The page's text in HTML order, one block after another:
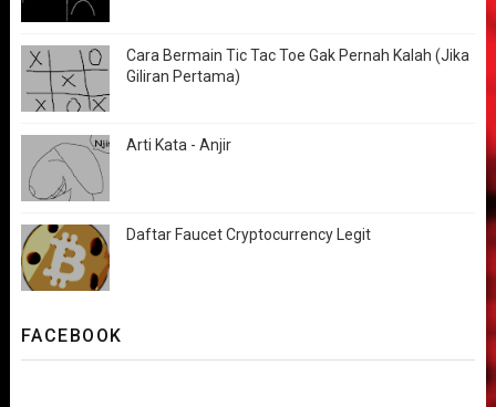
Cara Bermain Tic Tac Toe Gak Pernah Kalah (Jika
Giliran Pertama)
Arti Kata - Anjir
Daftar Faucet Cryptocurrency Legit
FACEBOOK